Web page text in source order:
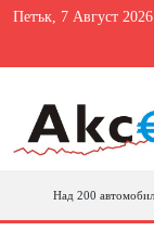
Петък, 7 Август 2026
Над 200